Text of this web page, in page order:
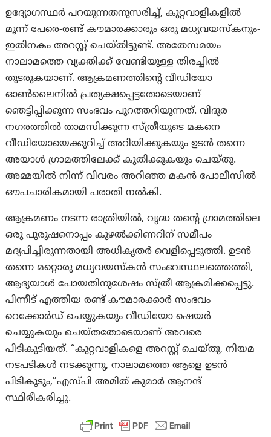
ഉദ്യോഗസ്ഥർ പറയുന്നതനുസരിച്ച്, കുറ്റവാളികളില്‍
മൂന്ന് പേരെ-രണ്ട് കൗമാരക്കാരും ഒരു മധ്യവയസ്കനും-
ഇതിനകം അറസ്റ്റ് ചെയ്തിട്ടുണ്ട്. അതേസമയം
നാലാമത്തെ വ്യക്തിക്ക് വേണ്ടിയുള്ള തിരച്ചിൽ
തുടരുകയാണ്. ആക്രമണത്തിൻ്റെ വീഡിയോ
ഓൺലൈനിൽ പ്രത്യക്ഷപ്പെട്ടതോടെയാണ്
ഞെട്ടിപ്പിക്കുന്ന സംഭവം പുറത്തറിയുന്നത്. വിദൂര
നഗരത്തിൽ താമസിക്കുന്ന സ്ത്രീയുടെ മകനെ
വീഡിയോയെക്കുറിച്ച് അറിയിക്കുകയും ഉടൻ തന്നെ
അയാള്‍ ഗ്രാമത്തിലേക്ക് കുതിക്കുകയും ചെയ്തു.
അമ്മയിൽ നിന്ന് വിവരം അറിഞ്ഞ മകന്‍ പോലീസിൽ
ഔപചാരികമായി പരാതി നൽകി.
ആക്രമണം നടന്ന രാത്രിയിൽ, വൃദ്ധ തൻ്റെ ഗ്രാമത്തിലെ
ഒരു പുരുഷനൊപ്പം കുഴൽക്കിണറിന് സമീപം
മദ്യപിച്ചിരുന്നതായി അധികൃതർ വെളിപ്പെടുത്തി. ഉടൻ
തന്നെ മറ്റൊരു മധ്യവയസ്‌കൻ സംഭവസ്ഥലത്തെത്തി,
ആദ്യയാൾ പോയതിനുശേഷം സ്ത്രീ ആക്രമിക്കപ്പെട്ടു.
പിന്നീട് എത്തിയ രണ്ട് കൗമാരക്കാർ സംഭവം
റെക്കോർഡ് ചെയ്യുകയും വീഡിയോ ഷെയർ
ചെയ്യുകയും ചെയ്തതോടെയാണ് അവരെ
പിടികൂടിയത്. “കുറ്റവാളികളെ അറസ്റ്റ് ചെയ്തു, നിയമ
നടപടികൾ നടക്കുന്നു, നാലാമത്തെ ആളെ ഉടൻ
പിടികൂടും,”എസ്പി അമിത് കുമാർ ആനന്ദ്
സ്ഥിരീകരിച്ചു.